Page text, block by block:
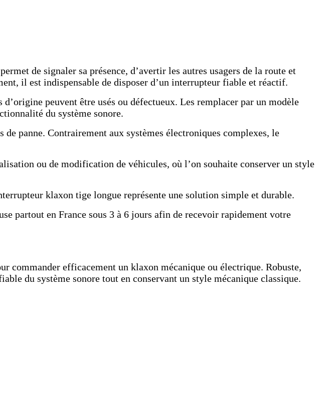
de signaler sa présence, d’avertir les autres usagers de la route et
il est indispensable de disposer d’un interrupteur fiable et réactif.
peuvent être usés ou défectueux. Les remplacer par un modèle
du système sonore.
panne. Contrairement aux systèmes électroniques complexes, le
ou de modification de véhicules, où l’on souhaite conserver un style
klaxon tige longue représente une solution simple et durable.
partout en France sous 3 à 6 jours afin de recevoir rapidement votre
commander efficacement un klaxon mécanique ou électrique. Robuste,
du système sonore tout en conservant un style mécanique classique.